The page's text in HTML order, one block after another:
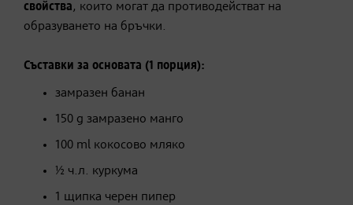
свойства, които могат да противодействат на
образуването на бръчки.
Съставки за основата (1 порция):
замразен банан
150 g замразено манго
100 ml кокосово мляко
½ ч.л. куркума
1 щипка черен пипер